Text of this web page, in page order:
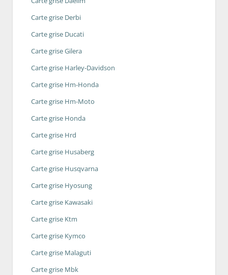
Carte grise Derbi
Carte grise Ducati
Carte grise Gilera
Carte grise Harley-Davidson
Carte grise Hm-Honda
Carte grise Hm-Moto
Carte grise Honda
Carte grise Hrd
Carte grise Husaberg
Carte grise Husqvarna
Carte grise Hyosung
Carte grise Kawasaki
Carte grise Ktm
Carte grise Kymco
Carte grise Malaguti
Carte grise Mbk